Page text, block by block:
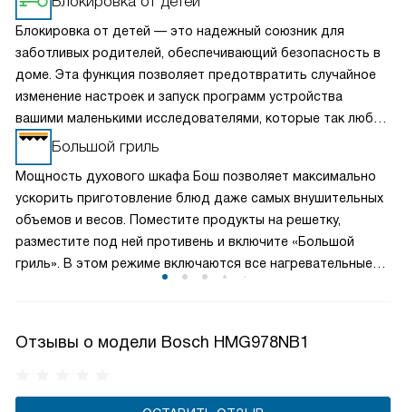
Блокировка от детей — это надежный союзник для
заботливых родителей, обеспечивающий безопасность в
доме. Эта функция позволяет предотвратить случайное
изменение настроек и запуск программ устройства
вашими маленькими исследователями, которые так любят
нажимать на кнопки. Активировав блокировку, вы можете
спокойно заниматься своими делами, зная, что ваши дети
не смогут случайно повлиять на работу бытовой техники.
Большой гриль
Мощность духового шкафа Бош позволяет максимально
ускорить приготовление блюд даже самых внушительных
объемов и весов. Поместите продукты на решетку,
разместите под ней противень и включите «Большой
гриль». В этом режиме включаются все нагревательные
Отзывы о модели Bosch HMG978NB1